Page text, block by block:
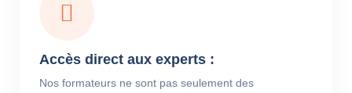
Accès direct aux experts :
Nos formateurs ne sont pas seulement des